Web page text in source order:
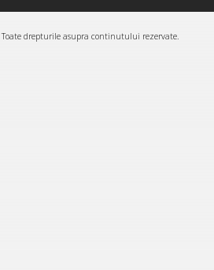
Toate drepturile asupra continutului rezervate.